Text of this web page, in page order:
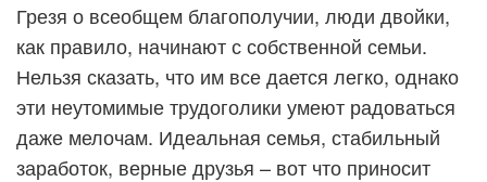
Грезя о всеобщем благополучии, люди двойки,
как правило, начинают с собственной семьи.
Нельзя сказать, что им все дается легко, однако
эти неутомимые трудоголики умеют радоваться
даже мелочам. Идеальная семья, стабильный
заработок, верные друзья – вот что приносит